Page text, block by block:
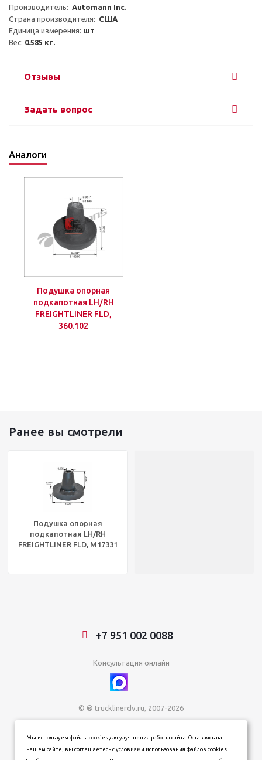
Производитель: Automann Inc.
Страна производителя: США
Единица измерения: шт
Вес: 0.585 кг.
Отзывы
Задать вопрос
Аналоги
Подушка опорная
подкапотная LH/RH
FREIGHTLINER FLD,
360.102
Ранее вы смотрели
Подушка опорная
подкапотная LH/RH
FREIGHTLINER FLD, M17331
+7 951 002 0088
Консультация онлайн
© ® trucklinerdv.ru, 2007-2026
ИНН 253612854202
ОГРН 320253600063402
Мы используем файлы cookies для улучшения работы сайта. Оставаясь на
нашем сайте, вы соглашаетесь с условиями использования файлов cookies.